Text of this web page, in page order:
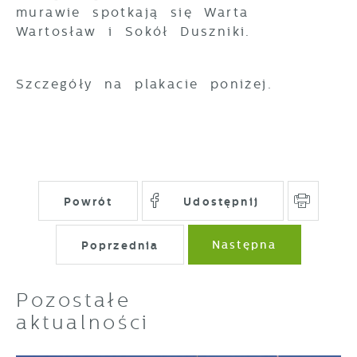
murawie spotkają się Warta
Wartosław i Sokół Duszniki.
Szczegóły na plakacie poniżej.
Powrót Udostępnij
Poprzednia Następna
Pozostałe
aktualności